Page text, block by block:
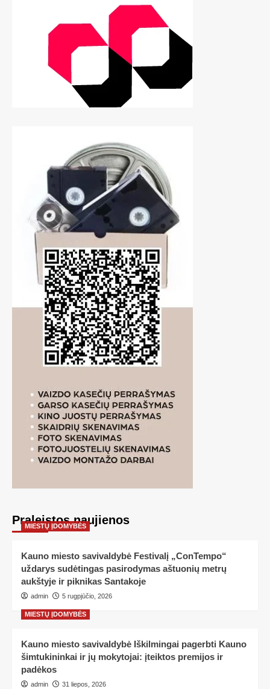
Praleistos naujienos
MIESTŲ ĮDOMYBĖS
Kauno miesto savivaldybė Festivalį „ConTempo“
uždarys sudėtingas pasirodymas aštuonių metrų
aukštyje ir piknikas Santakoje
admin 5 rugpjūčio, 2026
MIESTŲ ĮDOMYBĖS
Kauno miesto savivaldybė Iškilmingai pagerbti Kauno
šimtukininkai ir jų mokytojai: įteiktos premijos ir
padėkos
admin 31 liepos, 2026